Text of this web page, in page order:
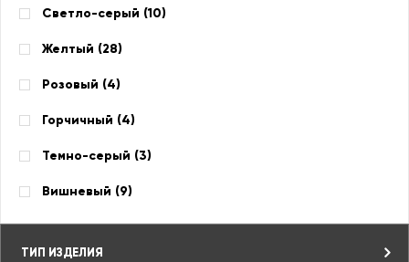
Светло-серый (10)
Желтый (28)
Розовый (4)
Горчичный (4)
Темно-серый (3)
Вишневый (9)
ТИП ИЗДЕЛИЯ